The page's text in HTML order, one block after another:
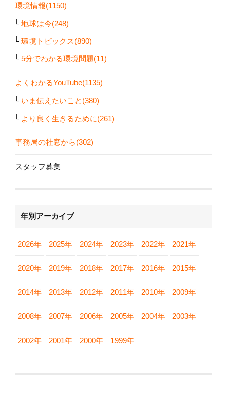
環境情報(1150)
地球は今(248)
環境トピックス(890)
5分でわかる環境問題(11)
よくわかるYouTube(1135)
いま伝えたいこと(380)
より良く生きるために(261)
事務局の社窓から(302)
スタッフ募集
年別アーカイブ
2026年 2025年 2024年 2023年 2022年 2021年
2020年 2019年 2018年 2017年 2016年 2015年
2014年 2013年 2012年 2011年 2010年 2009年
2008年 2007年 2006年 2005年 2004年 2003年
2002年 2001年 2000年 1999年